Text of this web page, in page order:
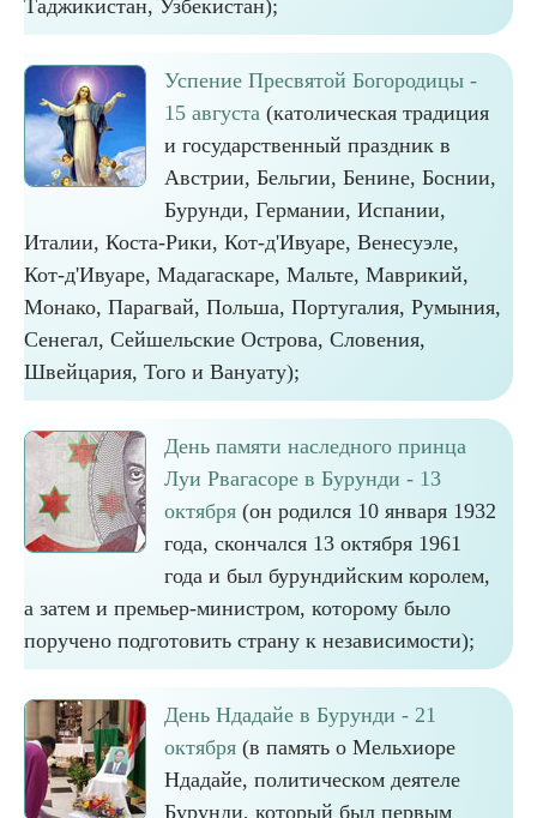
Таджикистан, Узбекистан);
Успение Пресвятой Богородицы -
15 августа (католическая традиция
и государственный праздник в
Австрии, Бельгии, Бенине, Боснии,
Бурунди, Германии, Испании,
Италии, Коста-Рики, Кот-д'Ивуаре, Венесуэле,
Кот-д'Ивуаре, Мадагаскаре, Мальте, Маврикий,
Монако, Парагвай, Польша, Португалия, Румыния,
Сенегал, Сейшельские Острова, Словения,
Швейцария, Того и Вануату);
День памяти наследного принца
Луи Рвагасоре в Бурунди - 13
октября (он родился 10 января 1932
года, скончался 13 октября 1961
года и был бурундийским королем,
а затем и премьер-министром, которому было
поручено подготовить страну к независимости);
День Ндадайе в Бурунди - 21
октября (в память о Мельхиоре
Ндадайе, политическом деятеле
Бурунди, который был первым